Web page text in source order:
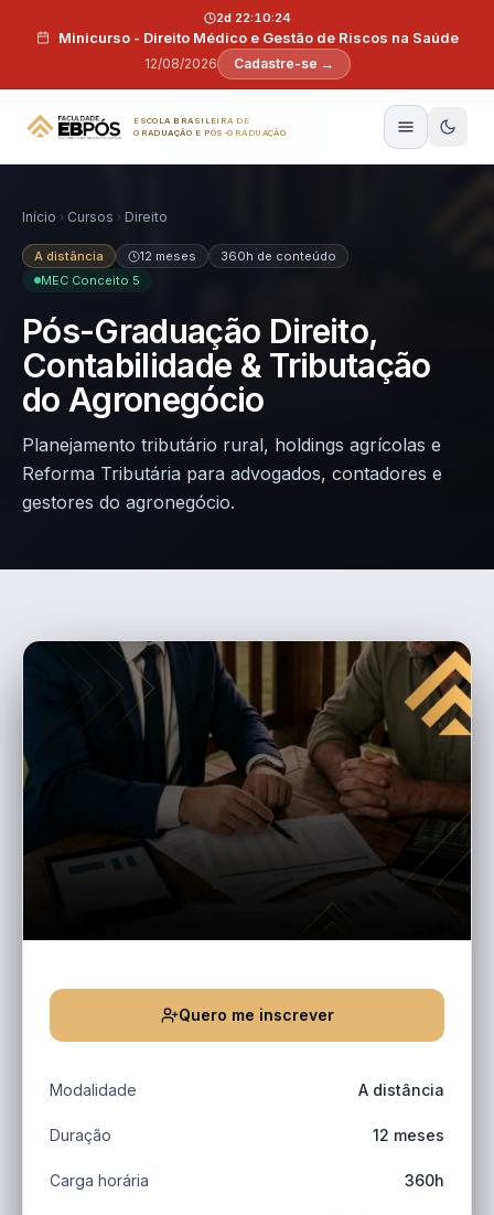
Minicurso - Direito Médico e Gestão de Riscos na Saúde
12/08/2026
2d 22:10:23
Cadastre-se →
ESCOLA BRASILEIRA DE
GRADUAÇÃO E PÓS-GRADUAÇÃO
Início Cursos Direito
A distância 12 meses
360h de conteúdo
MEC Conceito 5
Pós-Graduação Direito,
Contabilidade & Tributação
do Agronegócio
Planejamento tributário rural, holdings agrícolas e
Reforma Tributária para advogados, contadores e
gestores do agronegócio.
Quero me inscrever
Modalidade A distância
Duração 12 meses
Carga horária 360h